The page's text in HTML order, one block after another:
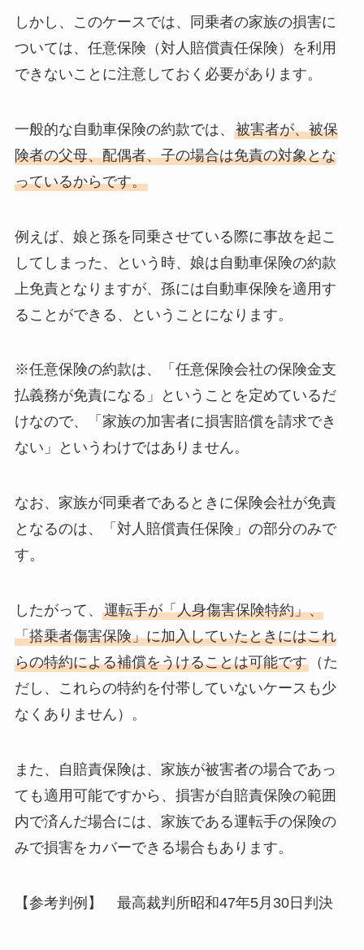
しかし、このケースでは、
同乗者の家族の損害に
ついては、任意保険（対人賠償責任保険）を利用
できないことに注意しておく必要があります。
一般的な自動車保険の約款では、 被害者が、被保
険者の父母、配偶者、子の場合は免責の対象とな
っているからです。
例えば、娘と孫を同乗させている際に事故を起こ
してしまった、という時、娘は自動車保険の約款
上免責となりますが、孫には自動車保険を適用す
ることができる、ということになります。
※任意保険の約款は、「任意保険会社の保険金支
払義務が免責になる」ということを定めているだ
けなので、「家族の加害者に損害賠償を請求でき
ない」というわけではありません。
なお、家族が同乗者であるときに保険会社が免責
となるのは、
「対人賠償責任保険」の部分のみで
す。
したがって、 運転手が「人身傷害保険特約」、
「搭乗者傷害保険」に加入していたときにはこれ
らの特約による補償をうけることは可能です（た
だし、これらの特約を付帯していないケースも少
なくありません）。
また、自賠責保険は、家族が被害者の場合であっ
ても適用可能ですから、損害が自賠責保険の範囲
内で済んだ場合には、家族である運転手の保険の
みで損害をカバーできる場合もあります。
【参考判例】 最高裁判所昭和47年5月30日判決